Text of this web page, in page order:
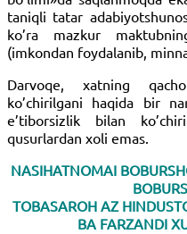
taniqli tatar
ko’ra mazkur
(imkondan foydalanib,
Darvoqe, xatning
ko’chirilgani haqida bir
e’tiborsizlik bilan
qusurlardan xoli emas.
NASIHATNOMAI
TOBASAROH AZ
BA FARZANDI